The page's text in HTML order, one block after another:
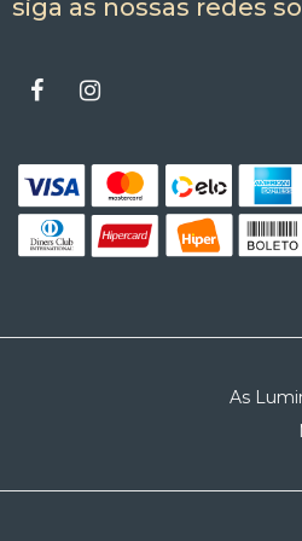
siga as nossas redes
As